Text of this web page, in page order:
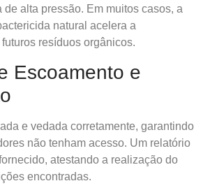
de alta pressão. Em muitos casos, a
natural acelera a
resíduos orgânicos.
Escoamento e
e vedada corretamente, garantindo
não tenham acesso. Um relatório
atestando a realização do
encontradas.